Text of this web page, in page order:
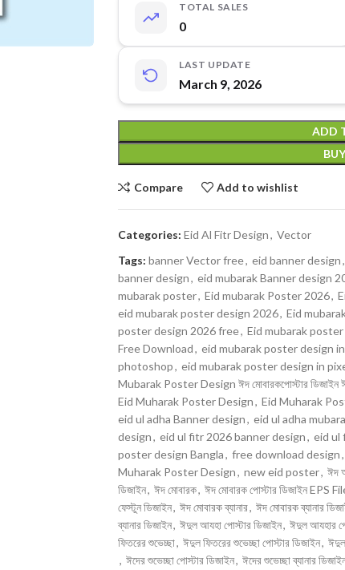
TOTAL SALES
0
LAST UPDATE
March 9, 2026
ADD
Compare Add to wishlist
Categories: Eid Al Fitr Design, Vector
Tags: banner Vector free, eid banner design,
banner design, eid mubarak Banner design
mubarak poster, Eid mubarak Poster 2026,
eid mubarak poster design 2026, Eid
poster design 2026 free, Eid mubarak
Free Download, eid mubarak poster design
photoshop, eid mubarak poster design in
Mubarak Poster Design ঈদ মোবারকপোস্টার ডিজাইন
Eid Muharak Poster Design, Eid Muharak
eid ul adha Banner design, eid ul adha
design, eid ul fitr 2026 banner design, eid ul
poster design Bangla, free download design,
Muharak Poster Design, new eid poster, ঈদ
ডিজাইন, ঈদ মোবারক, ঈদ মোবারক পোস্টার ডিজাইন EPS
ফেস্টুন ডিজাইন, ঈদ মোবারক ব্যানার, ঈদ মোবারক ব্যানার
ব্যানার ডিজাইন, ঈদুল আযহা পোস্টার ডিজাইন, ঈদুল আযহার
ফিতরের শুভেচ্ছা, ঈদুল ফিতরের শুভেচ্ছা পোস্টার ডিজাইন, ঈদুল
, ঈদের শুভেচ্ছা পোস্টার ডিজাইন, ঈদের শুভেচ্ছা ব্যানার